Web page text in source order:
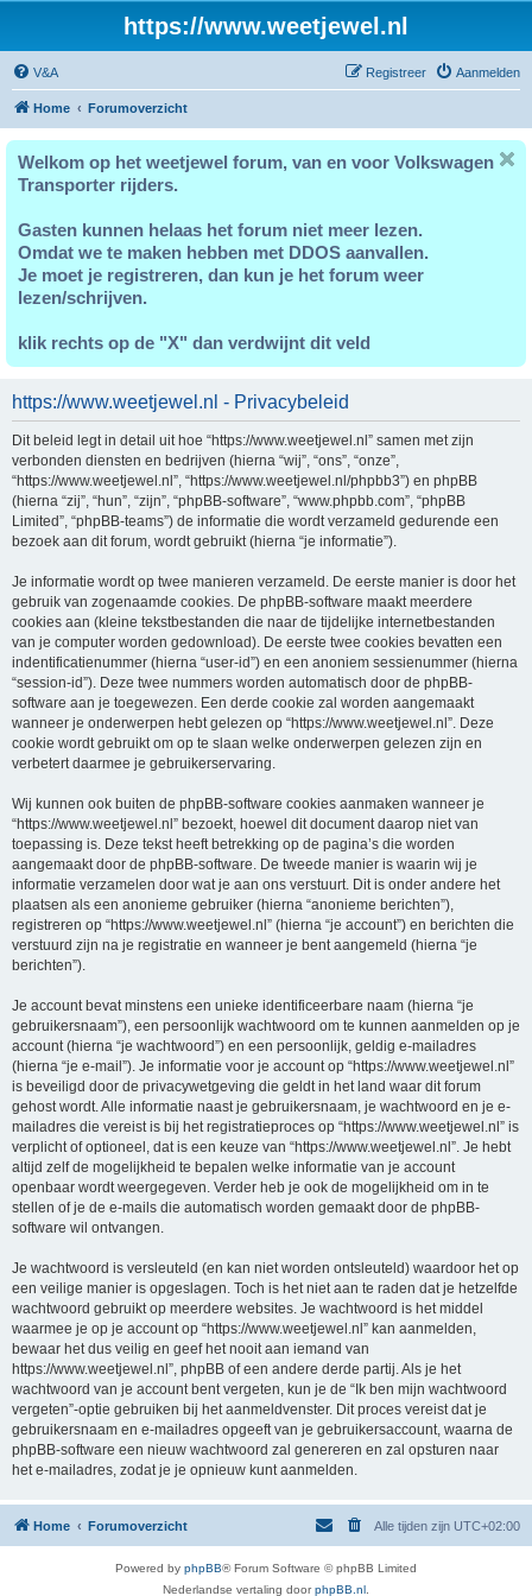
https://www.weetjewel.nl
V&A Aanmelden
Registreer
Home Forumoverzicht
Welkom op het weetjewel forum, van en voor Volkswagen
Transporter rijders.
Gasten kunnen helaas het forum niet meer lezen.
Omdat we te maken hebben met DDOS aanvallen.
Je moet je registreren, dan kun je het forum weer
lezen/schrijven.
klik rechts op de "X" dan verdwijnt dit veld
https://www.weetjewel.nl - Privacybeleid
Dit beleid legt in detail uit hoe “https://www.weetjewel.nl” samen met zijn
verbonden diensten en bedrijven (hierna “wij”, “ons”, “onze”,
“https://www.weetjewel.nl”, “https://www.weetjewel.nl/phpbb3”) en phpBB
(hierna “zij”, “hun”, “zijn”, “phpBB-software”, “www.phpbb.com”, “phpBB
Limited”, “phpBB-teams”) de informatie die wordt verzameld gedurende een
bezoek aan dit forum, wordt gebruikt (hierna “je informatie”).
Je informatie wordt op twee manieren verzameld. De eerste manier is door het
gebruik van zogenaamde cookies. De phpBB-software maakt meerdere
cookies aan (kleine tekstbestanden die naar de tijdelijke internetbestanden
van je computer worden gedownload). De eerste twee cookies bevatten een
indentificatienummer (hierna “user-id”) en een anoniem sessienummer (hierna
“session-id”). Deze twee nummers worden automatisch door de phpBB-
software aan je toegewezen. Een derde cookie zal worden aangemaakt
wanneer je onderwerpen hebt gelezen op “https://www.weetjewel.nl”. Deze
cookie wordt gebruikt om op te slaan welke onderwerpen gelezen zijn en
verbetert daarmee je gebruikerservaring.
Wij kunnen ook buiten de phpBB-software cookies aanmaken wanneer je
“https://www.weetjewel.nl” bezoekt, hoewel dit document daarop niet van
toepassing is. Deze tekst heeft betrekking op de pagina’s die worden
aangemaakt door de phpBB-software. De tweede manier is waarin wij je
informatie verzamelen door wat je aan ons verstuurt. Dit is onder andere het
plaatsen als een anonieme gebruiker (hierna “anonieme berichten”),
registreren op “https://www.weetjewel.nl” (hierna “je account”) en berichten die
verstuurd zijn na je registratie en wanneer je bent aangemeld (hierna “je
berichten”).
Je account bevat minstens een unieke identificeerbare naam (hierna “je
gebruikersnaam”), een persoonlijk wachtwoord om te kunnen aanmelden op je
account (hierna “je wachtwoord”) en een persoonlijk, geldig e-mailadres
(hierna “je e-mail”). Je informatie voor je account op “https://www.weetjewel.nl”
is beveiligd door de privacywetgeving die geldt in het land waar dit forum
gehost wordt. Alle informatie naast je gebruikersnaam, je wachtwoord en je e-
mailadres die vereist is bij het registratieproces op “https://www.weetjewel.nl” is
verplicht of optioneel, dat is een keuze van “https://www.weetjewel.nl”. Je hebt
altijd zelf de mogelijkheid te bepalen welke informatie van je account
openbaar wordt weergegeven. Verder heb je ook de mogelijkheid om in te
stellen of je de e-mails die automatisch worden gemaakt door de phpBB-
software wil ontvangen.
Je wachtwoord is versleuteld (en kan niet worden ontsleuteld) waardoor het op
een veilige manier is opgeslagen. Toch is het niet aan te raden dat je hetzelfde
wachtwoord gebruikt op meerdere websites. Je wachtwoord is het middel
waarmee je op je account op “https://www.weetjewel.nl” kan aanmelden,
bewaar het dus veilig en geef het nooit aan iemand van
https://www.weetjewel.nl”, phpBB of een andere derde partij. Als je het
wachtwoord van je account bent vergeten, kun je de “Ik ben mijn wachtwoord
vergeten”-optie gebruiken bij het aanmeldvenster. Dit proces vereist dat je
gebruikersnaam en e-mailadres opgeeft van je gebruikersaccount, waarna de
phpBB-software een nieuw wachtwoord zal genereren en zal opsturen naar
het e-mailadres, zodat je je opnieuw kunt aanmelden.
Home Forumoverzicht Alle tijden zijn UTC+02:00
Powered by phpBB® Forum Software © phpBB Limited
Nederlandse vertaling doorphpBB.nl